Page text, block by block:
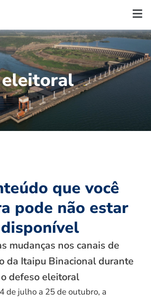
eleitoral
que você
pode não estar
disponível
mudanças nos canais de
da Itaipu Binacional durante
o defeso eleitoral
de julho a 25 de outubro, a